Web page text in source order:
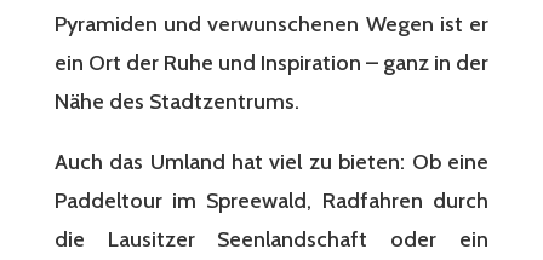
Pyramiden und verwunschenen Wegen ist er
ein Ort der Ruhe und Inspiration – ganz in der
Nähe des Stadtzentrums.
Auch das Umland hat viel zu bieten: Ob eine
Paddeltour im Spreewald, Radfahren durch
die Lausitzer Seenlandschaft oder ein